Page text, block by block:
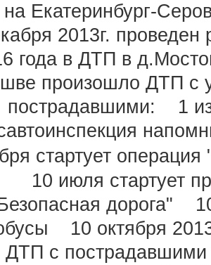
на Екатеринбург-
2013г. проведен
года в ДТП в
произошло ДТП с
пострадавшими:
1
стартует
10 июля стартует
дорога"
10 октября
ДТП с пострадавшими